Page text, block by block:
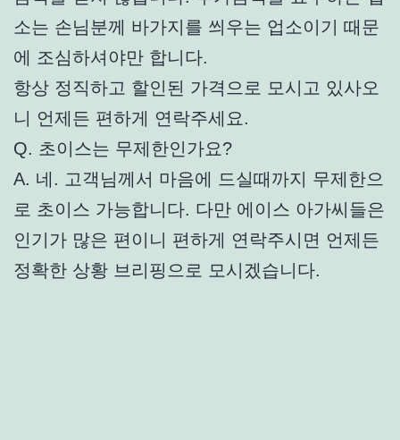
소는 손님분께 바가지를 씌우는 업소이기 때문
에 조심하셔야만 합니다.
항상 정직하고 할인된 가격으로 모시고 있사오
니 언제든 편하게 연락주세요.
Q. 초이스는 무제한인가요?
A. 네. 고객님께서 마음에 드실때까지 무제한으
로 초이스 가능합니다. 다만 에이스 아가씨들은
인기가 많은 편이니 편하게 연락주시면 언제든
정확한 상황 브리핑으로 모시겠습니다.